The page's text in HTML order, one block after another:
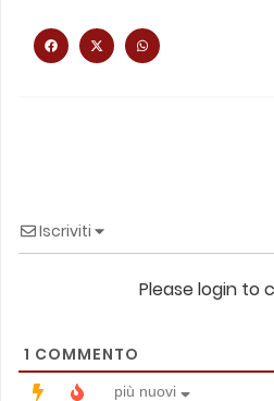
Iscriviti
Please login to
1 COMMENTO
più nuovi